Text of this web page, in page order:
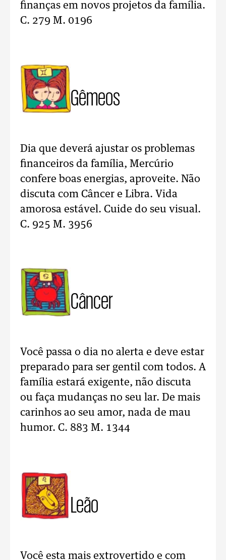
finanças em novos projetos da família.
C. 279 M. 0196
Gêmeos
Dia que deverá ajustar os problemas
financeiros da família, Mercúrio
confere boas energias, aproveite. Não
discuta com Câncer e Libra. Vida
amorosa estável. Cuide do seu visual.
C. 925 M. 3956
Câncer
Você passa o dia no alerta e deve estar
preparado para ser gentil com todos. A
família estará exigente, não discuta
ou faça mudanças no seu lar. De mais
carinhos ao seu amor, nada de mau
humor. C. 883 M. 1344
Leão
Você esta mais extrovertido e com